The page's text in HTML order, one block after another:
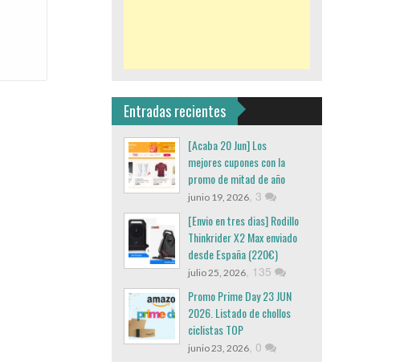
Entradas recientes
[Acaba 20 Jun] Los
mejores cupones con la
promo de mitad de año
junio 19, 2026, 3
[Envio en tres dias] Rodillo
Thinkrider X2 Max enviado
desde España (220€)
julio 25, 2026, 135
Promo Prime Day 23 JUN
2026. Listado de chollos
ciclistas TOP
junio 23, 2026, 0